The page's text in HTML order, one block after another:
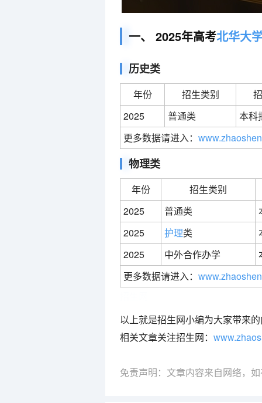
一、 2025年高考北华大
历史类
年份 招生类别
2025
普通类
本科
更多数据请进入：
物理类
年份
招生类别
2025
普通类
2025
护理类
2025
中外合作办学
更多数据请进入：
以上就是招生网小编为大家带来
相关文章关注招生网：
免责声明：文章内容来自网络，